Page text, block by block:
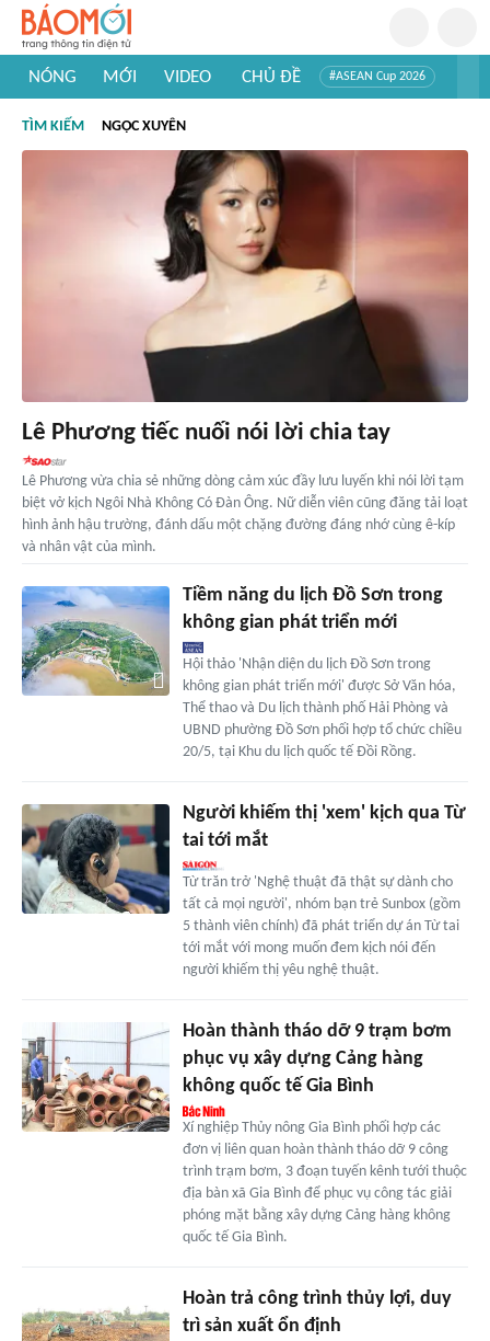
NÓNG MỚI VIDEO CHỦ ĐỀ #ASEAN Cup 2026
#Khám phá thế giới
TÌM KIẾM NGỌC XUYÊN
Lê Phương tiếc nuối nói lời chia tay
Lê Phương vừa chia sẻ những dòng cảm xúc đầy lưu luyến khi nói lời tạm
biệt vở kịch Ngôi Nhà Không Có Đàn Ông. Nữ diễn viên cũng đăng tải loạt
hình ảnh hậu trường, đánh dấu một chặng đường đáng nhớ cùng ê-kíp
và nhân vật của mình.
Tiềm năng du lịch Đồ Sơn trong
không gian phát triển mới
Hội thảo 'Nhận diện du lịch Đồ Sơn trong
không gian phát triển mới' được Sở Văn hóa,
Thể thao và Du lịch thành phố Hải Phòng và
UBND phường Đồ Sơn phối hợp tổ chức chiều
20/5, tại Khu du lịch quốc tế Đồi Rồng.
Người khiếm thị 'xem' kịch qua Từ
tai tới mắt
Từ trăn trở 'Nghệ thuật đã thật sự dành cho
tất cả mọi người', nhóm bạn trẻ Sunbox (gồm
5 thành viên chính) đã phát triển dự án Từ tai
tới mắt với mong muốn đem kịch nói đến
người khiếm thị yêu nghệ thuật.
Hoàn thành tháo dỡ 9 trạm bơm
phục vụ xây dựng Cảng hàng
không quốc tế Gia Bình
Xí nghiệp Thủy nông Gia Bình phối hợp các
đơn vị liên quan hoàn thành tháo dỡ 9 công
trình trạm bơm, 3 đoạn tuyến kênh tưới thuộc
địa bàn xã Gia Bình để phục vụ công tác giải
phóng mặt bằng xây dựng Cảng hàng không
quốc tế Gia Bình.
Hoàn trả công trình thủy lợi, duy
trì sản xuất ổn định